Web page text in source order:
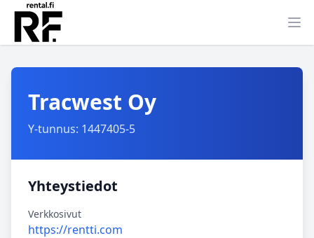
Tracwest Oy
Y-tunnus: 1447405-5
Yhteystiedot
Verkkosivut
https://rentti.com